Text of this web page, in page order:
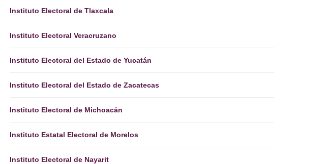
Instituto Electoral de Tlaxcala
Instituto Electoral Veracruzano
Instituto Electoral del Estado de Yucatán
Instituto Electoral del Estado de Zacatecas
Instituto Electoral de Michoacán
Instituto Estatal Electoral de Morelos
Instituto Electoral de Nayarit